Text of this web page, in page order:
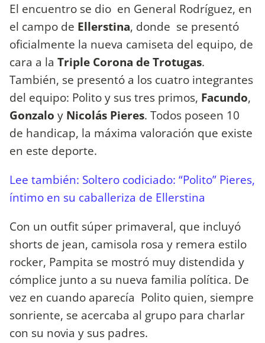
El encuentro se dio en General Rodríguez, en
el campo de Ellerstina, donde se presentó
oficialmente la nueva camiseta del equipo, de
cara a la Triple Corona de Trotugas.
También, se presentó a los cuatro integrantes
del equipo: Polito y sus tres primos, Facundo,
Gonzalo y Nicolás Pieres. Todos poseen 10
de handicap, la máxima valoración que existe
en este deporte.
Lee también: Soltero codiciado: “Polito” Pieres,
íntimo en su caballeriza de Ellerstina
Con un outfit súper primaveral, que incluyó
shorts de jean, camisola rosa y remera estilo
rocker, Pampita se mostró muy distendida y
cómplice junto a su nueva familia política. De
vez en cuando aparecía Polito quien, siempre
sonriente, se acercaba al grupo para charlar
con su novia y sus padres.